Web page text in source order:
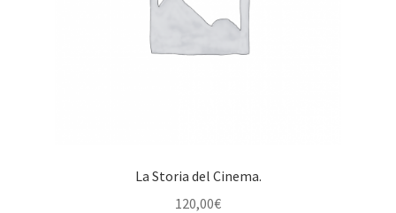
La Storia del Cinema.
120,00€